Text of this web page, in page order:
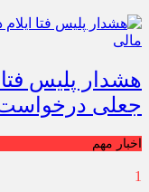
هشدار پلیس
جعلی
اخبار مهم
1